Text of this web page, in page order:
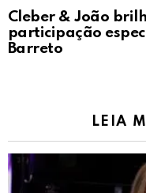
Cleber & João
participação
Barreto
LEIA